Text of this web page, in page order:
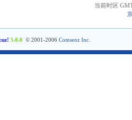
当前时区
5.0.0 © 2001-2006 Comsenz Inc.